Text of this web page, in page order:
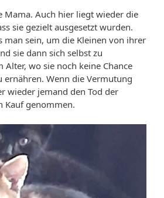
Mama. Auch hier liegt wieder die
sie gezielt ausgesetzt wurden.
man sein, um die Kleinen von ihrer
sie dann sich selbst zu
Alter, wo sie noch keine Chance
ernähren. Wenn die Vermutung
wieder jemand den Tod der
Kauf genommen.